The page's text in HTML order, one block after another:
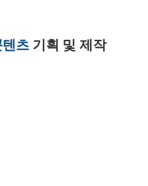
츠기획 및 제작